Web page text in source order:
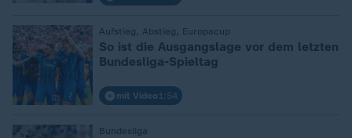
Aufstieg, Abstieg, Europacup
:
So ist die Ausgangslage vor dem letzten
Bundesliga-Spieltag
mit Video 1:54
Bundesliga